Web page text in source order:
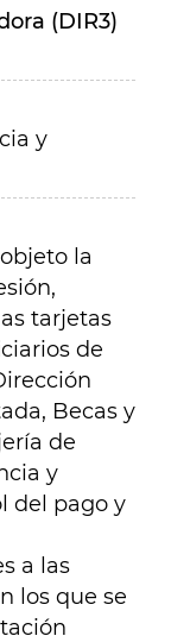
(DIR3)
y
la
tarjetas
de
Becas y
de
y
del pago y
a las
los que se